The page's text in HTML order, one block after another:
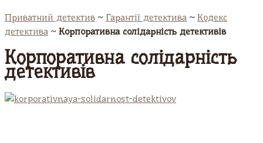
Приватний детектив ~ Гарантії детектива ~ Кодекс
детектива ~ Корпоративна солідарність детективів
Корпоративна солідарність
детективів